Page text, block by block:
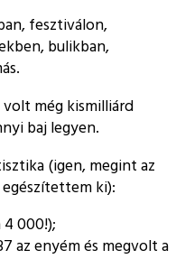
fesztiválon,
bulikban,
volt még kismilliárd
baj legyen.
(igen, megint az
ki):
4 000!);
az enyém és megvolt a